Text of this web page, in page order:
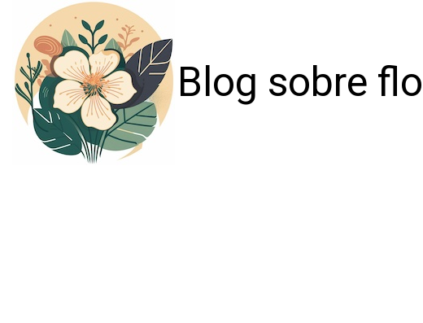
Blog sobre